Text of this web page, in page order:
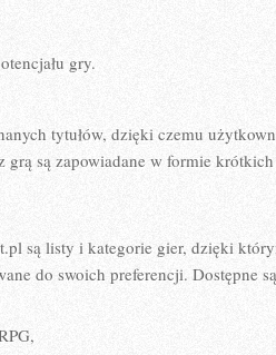
gry.
tytułów, dzięki czemu
grą są zapowiadane w formie
są listy i kategorie gier, dzięki
do swoich preferencji. Dostępne